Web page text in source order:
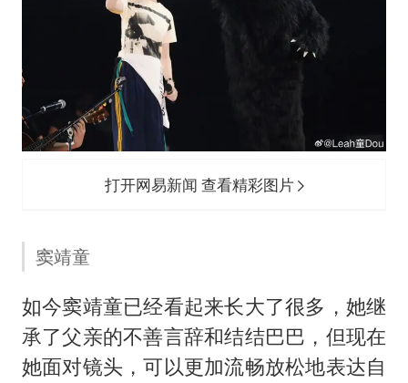
打开网易新闻 查看精彩图片
窦靖童
如今窦靖童已经看起来长大了很多，她继
承了父亲的不善言辞和结结巴巴，但现在
她面对镜头，可以更加流畅放松地表达自